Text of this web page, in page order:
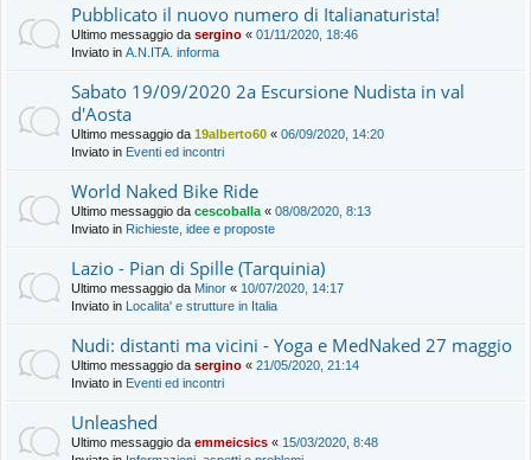
Pubblicato il nuovo numero di Italianaturista!
Ultimo messaggio da sergino « 01/11/2020, 18:46
Inviato in A.N.ITA. informa
Sabato 19/09/2020 2a Escursione Nudista in val
d'Aosta
Ultimo messaggio da 19alberto60 « 06/09/2020, 14:20
Inviato in Eventi ed incontri
World Naked Bike Ride
Ultimo messaggio da cescoballa « 08/08/2020, 8:13
Inviato in Richieste, idee e proposte
Lazio - Pian di Spille (Tarquinia)
Ultimo messaggio da Minor « 10/07/2020, 14:17
Inviato in Localita' e strutture in Italia
Nudi: distanti ma vicini - Yoga e MedNaked 27 maggio
Ultimo messaggio da sergino « 21/05/2020, 21:14
Inviato in Eventi ed incontri
Unleashed
Ultimo messaggio da emmeicsics « 15/03/2020, 8:48